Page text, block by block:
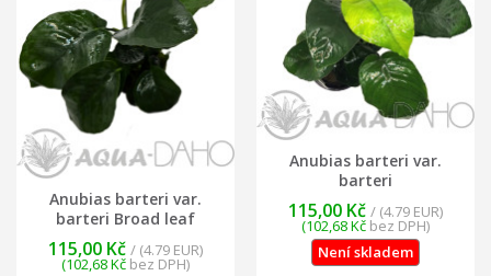
Anubias barteri var.
barteri Broad leaf
115,00 Kč / (4.79 EUR)
(102,68 Kč bez DPH)
Anubias barteri var.
barteri
115,00 Kč / (4.79 EUR)
(102,68 Kč bez DPH)
Není skladem